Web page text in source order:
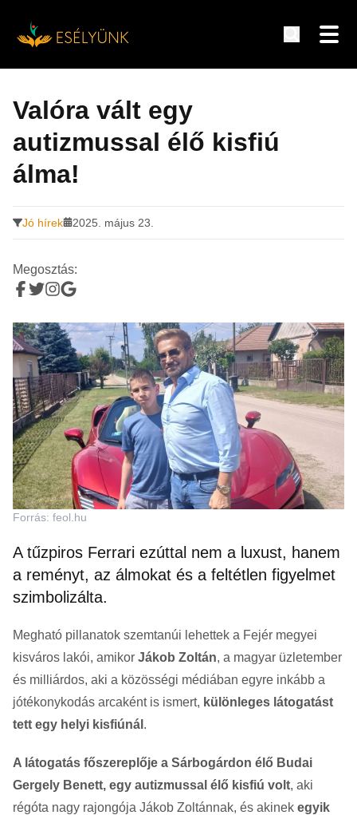
tartalomra
Valóra vált egy
autizmussal élő kisfiú
álma!
Jó hírek 2025. május 23.
Megosztás:
Forrás: feol.hu
A tűzpiros Ferrari ezúttal nem a luxust, hanem
a reményt, az álmokat és a feltétlen figyelmet
szimbolizálta.
Megható pillanatok szemtanúi lehettek a Fejér megyei
kisváros lakói, amikor Jákob Zoltán, a magyar üzletember
és milliárdos, aki a közösségi médiában egyre inkább a
jótékonykodás arcaként is ismert, különleges látogatást
tett egy helyi kisfiúnál .
A látogatás főszereplője a Sárbogárdon élő Budai
Gergely Benett, egy autizmussal élő kisfiú volt, aki
régóta nagy rajongója Jákob Zoltánnak, és akinek egyik